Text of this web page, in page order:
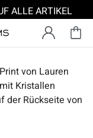
ALLE ARTIKEL